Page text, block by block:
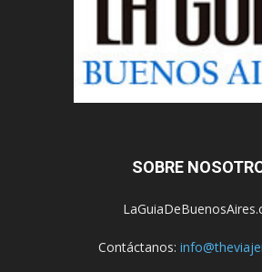
SOBRE
Contáctanos: